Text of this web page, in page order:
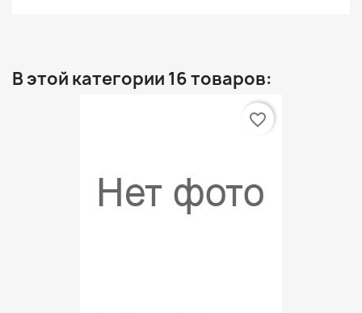
В этой категории 16 товаров:
favorite_border